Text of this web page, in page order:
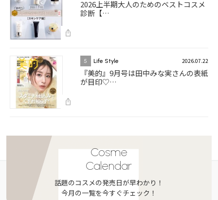
2026上半期大人のためのベストコスメ
診断【…
5 Life Style 2026.07.22
『美的』9月号は田中みな実さんの表紙
が目印♡…
Cosme
Calendar
話題のコスメの発売日が早わかり！
今月の一覧を今すぐチェック！